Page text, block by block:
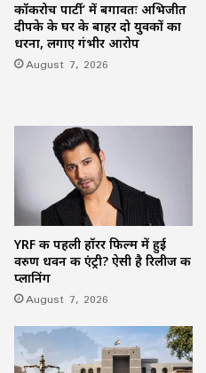
कॉकरोच पार्टी’ में बगावतः अभिजीत
दीपके के घर के बाहर दो युवकों का
धरना, लगाए गंभीर आरोप
August 7, 2026
YRF की पहली हॉरर फिल्म में हुई
वरुण धवन की एंट्री? ऐसी है रिलीज की
प्लानिंग
August 7, 2026